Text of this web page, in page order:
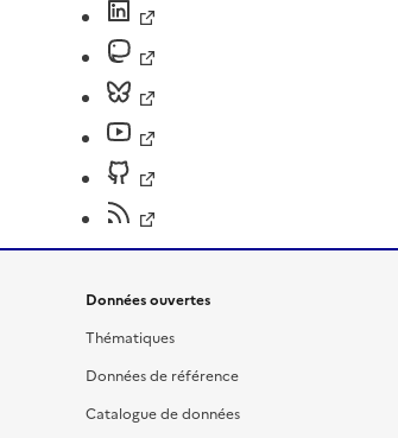
Données ouvertes
Thématiques
Données de référence
Catalogue de données